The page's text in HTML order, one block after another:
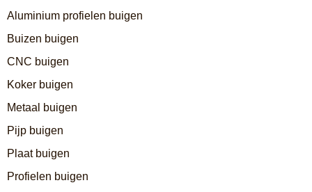
Aluminium profielen buigen
Buizen buigen
CNC buigen
Koker buigen
Metaal buigen
Pijp buigen
Plaat buigen
Profielen buigen